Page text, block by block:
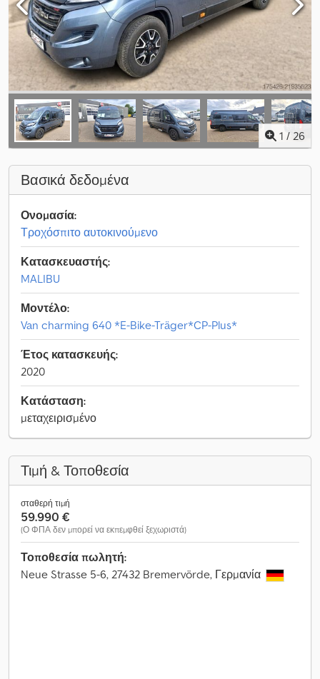
1 / 26
Βασικά δεδομένα
Ονομασία:
Τροχόσπιτο αυτοκινούμενο
Κατασκευαστής:
MALIBU
Μοντέλο:
Van charming 640 *E-Bike-Träger*CP-Plus*
Έτος κατασκευής:
2020
Κατάσταση:
μεταχειρισμένο
Τιμή & Τοποθεσία
σταθερή τιμή
59.990 €
(Ο ΦΠΑ δεν μπορεί να εκπεμφθεί ξεχωριστά)
Τοποθεσία πωλητή:
Neue Strasse 5-6, 27432 Bremervörde, Γερμανία